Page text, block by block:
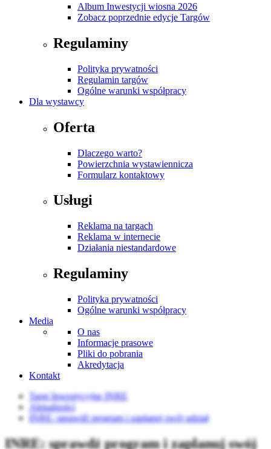
Album Inwestycji wiosna 2026
Zobacz poprzednie edycje Targów
Regulaminy
Polityka prywatności
Regulamin targów
Ogólne warunki współpracy
Dla wystawcy
Oferta
Dlaczego warto?
Powierzchnia wystawiennicza
Formularz kontaktowy
Usługi
Reklama na targach
Reklama w internecie
Działania niestandardowe
Regulaminy
Polityka prywatności
Ogólne warunki współpracy
Media
O nas
Informacje prasowe
Pliki do pobrania
Akredytacja
Kontakt
Targi Inwestycyjne INRE
Aktualności
INRE: sprawdź program i zaplanuj swój udział
INRE: sprawdź program i zaplanuj swój